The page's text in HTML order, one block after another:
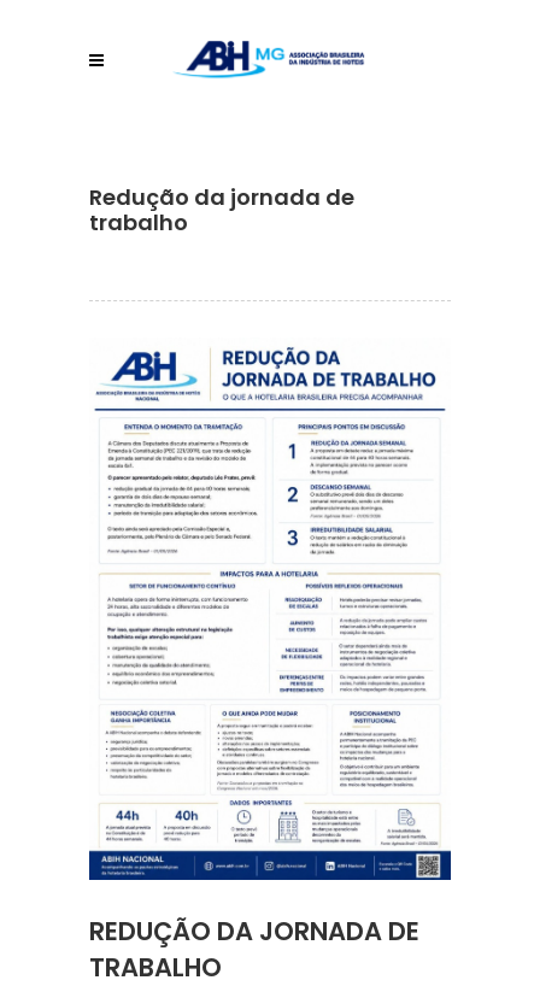
Redução da jornada de
trabalho
REDUÇÃO DA JORNADA DE
TRABALHO